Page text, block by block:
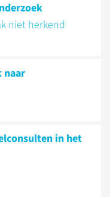
niet herkend
naar
in het